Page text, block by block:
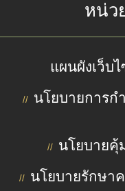
หน่ว
แผนผังเว็บ
// นโยบายการก
// นโยบายคุ้
// นโยบายรักษา